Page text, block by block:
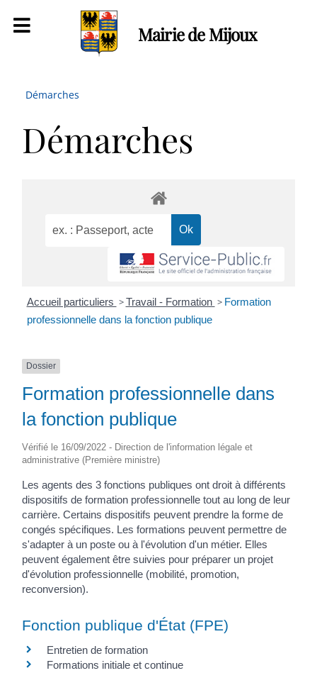
Mairie de Mijoux
Démarches
Démarches
Accueil particuliers > Travail - Formation > Formation
professionnelle dans la fonction publique
Dossier
Formation professionnelle dans
la fonction publique
Vérifié le 16/09/2022 - Direction de l'information légale et
administrative (Première ministre)
Les agents des 3 fonctions publiques ont droit à différents
dispositifs de formation professionnelle tout au long de leur
carrière. Certains dispositifs peuvent prendre la forme de
congés spécifiques. Les formations peuvent permettre de
s'adapter à un poste ou à l'évolution d'un métier. Elles
peuvent également être suivies pour préparer un projet
d'évolution professionnelle (mobilité, promotion,
reconversion).
Fonction publique d'État (FPE)
Entretien de formation
Formations initiale et continue